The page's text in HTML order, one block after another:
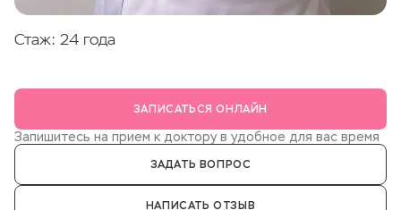
Стаж: 24 года
ЗАПИСАТЬСЯ ОНЛАЙН
Запишитесь на прием к доктору в удобное для вас время
ЗАДАТЬ ВОПРОС
НАПИСАТЬ ОТЗЫВ